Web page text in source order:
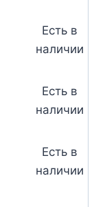
Есть в
наличии
Есть в
наличии
Есть в
наличии